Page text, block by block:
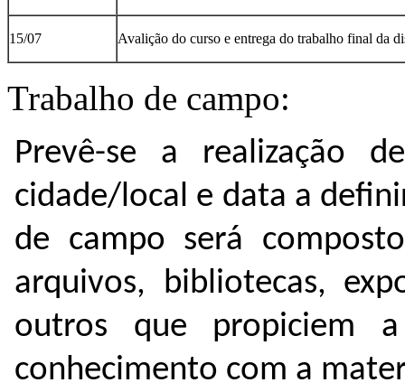
15/07 Avalição do curso e entrega do trabalho final da
Trabalho de campo:
Prevê-se a realização
cidade/local e data a
de campo será
arquivos, bibliotecas,
outros que propiciem
conhecimento com a